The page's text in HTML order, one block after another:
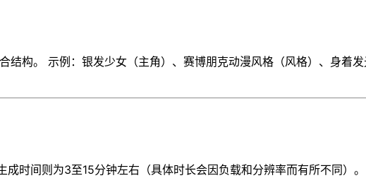
结构。 示例：银发少女（主角）、赛博朋克动漫风格（风格）、身着
时间则为3至15分钟左右（具体时长会因负载和分辨率而有所不同）